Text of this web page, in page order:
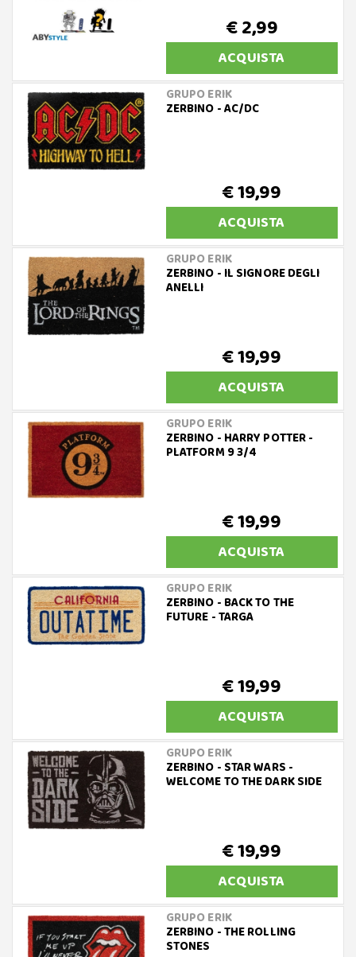
€ 2,99
ACQUISTA
GRUPO ERIK
ZERBINO - AC/DC
€ 19,99
ACQUISTA
GRUPO ERIK
ZERBINO - IL SIGNORE DEGLI
ANELLI
€ 19,99
ACQUISTA
GRUPO ERIK
ZERBINO - HARRY POTTER -
PLATFORM 9 3/4
€ 19,99
ACQUISTA
GRUPO ERIK
ZERBINO - BACK TO THE
FUTURE - TARGA
€ 19,99
ACQUISTA
GRUPO ERIK
ZERBINO - STAR WARS -
WELCOME TO THE DARK SIDE
€ 19,99
ACQUISTA
GRUPO ERIK
ZERBINO - THE ROLLING
STONES